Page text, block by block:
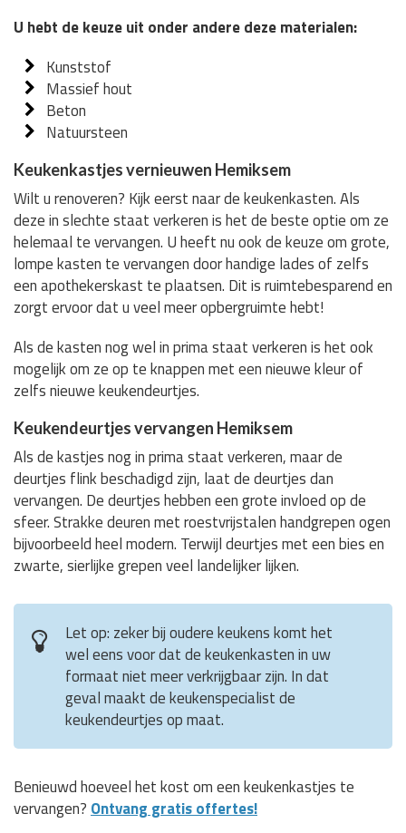
U hebt de keuze uit onder andere deze materialen:
Kunststof
Massief hout
Beton
Natuursteen
Keukenkastjes vernieuwen Hemiksem
Wilt u renoveren? Kijk eerst naar de keukenkasten. Als
deze in slechte staat verkeren is het de beste optie om ze
helemaal te vervangen. U heeft nu ook de keuze om grote,
lompe kasten te vervangen door handige lades of zelfs
een apothekerskast te plaatsen. Dit is ruimtebesparend en
zorgt ervoor dat u veel meer opbergruimte hebt!
Als de kasten nog wel in prima staat verkeren is het ook
mogelijk om ze op te knappen met een nieuwe kleur of
zelfs nieuwe keukendeurtjes.
Keukendeurtjes vervangen Hemiksem
Als de kastjes nog in prima staat verkeren, maar de
deurtjes flink beschadigd zijn, laat de deurtjes dan
vervangen. De deurtjes hebben een grote invloed op de
sfeer. Strakke deuren met roestvrijstalen handgrepen ogen
bijvoorbeeld heel modern. Terwijl deurtjes met een bies en
zwarte, sierlijke grepen veel landelijker lijken.
Let op: zeker bij oudere keukens komt het
wel eens voor dat de keukenkasten in uw
formaat niet meer verkrijgbaar zijn. In dat
geval maakt de keukenspecialist de
keukendeurtjes op maat.
Benieuwd hoeveel het kost om een keukenkastjes te
vervangen? Ontvang gratis offertes!